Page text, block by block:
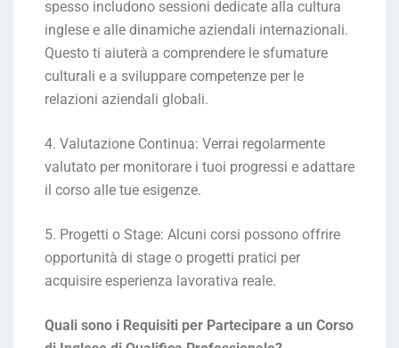
spesso includono sessioni dedicate alla cultura
inglese e alle dinamiche aziendali internazionali.
Questo ti aiuterà a comprendere le sfumature
culturali e a sviluppare competenze per le
relazioni aziendali globali.
4. Valutazione Continua: Verrai regolarmente
valutato per monitorare i tuoi progressi e adattare
il corso alle tue esigenze.
5. Progetti o Stage: Alcuni corsi possono offrire
opportunità di stage o progetti pratici per
acquisire esperienza lavorativa reale.
Quali sono i Requisiti per Partecipare a un Corso